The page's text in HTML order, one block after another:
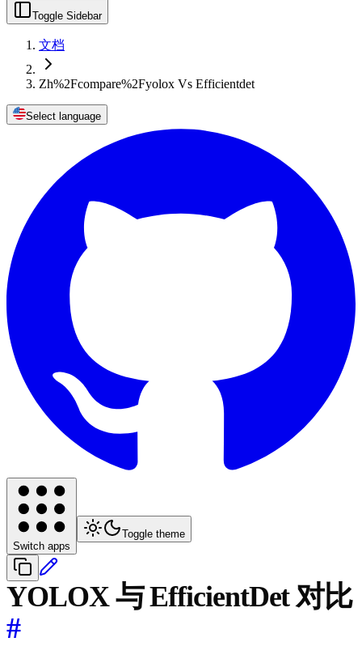
Toggle Sidebar
文档
Zh%2Fcompare%2Fyolox Vs Efficientdet
Select language
Switch apps
Toggle theme
YOLOX 与 EfficientDet 对比
#